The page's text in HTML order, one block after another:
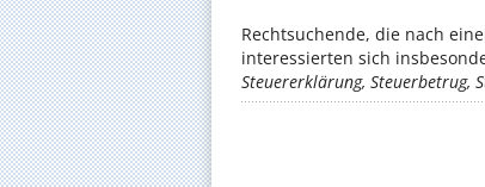
Rechtsuchende, die nach
interessierten sich
Steuererklärung, Steuerbetrug,